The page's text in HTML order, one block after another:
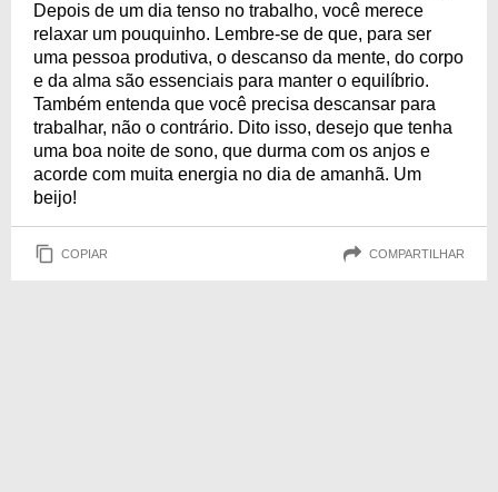
Depois de um dia tenso no trabalho, você merece
relaxar um pouquinho. Lembre-se de que, para ser
uma pessoa produtiva, o descanso da mente, do corpo
e da alma são essenciais para manter o equilíbrio.
Também entenda que você precisa descansar para
trabalhar, não o contrário. Dito isso, desejo que tenha
uma boa noite de sono, que durma com os anjos e
acorde com muita energia no dia de amanhã. Um
beijo!
COPIAR COMPARTILHAR